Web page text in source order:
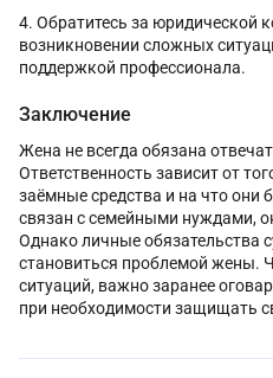
Обратитесь за юридической
возникновении сложных
поддержкой профессионала.
Заключение
Жена не всегда обязана
Ответственность зависит от
заёмные средства и на что они
связан с семейными нуждами,
Однако личные обязательства
становиться проблемой жены.
ситуаций, важно заранее
при необходимости защищать